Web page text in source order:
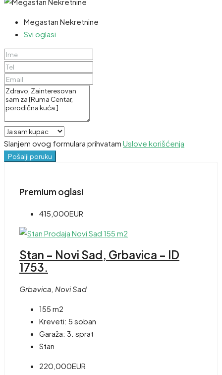
Megastan Nekretnine
Svi oglasi
Slanjem ovog formulara prihvatam Uslove korišćenja
Pošalji poruku
Premium oglasi
415,000EUR
Stan – Novi Sad, Grbavica – ID
1753.
Grbavica, Novi Sad
155 m2
Kreveti: 5 soban
Garaža: 3. sprat
Stan
220,000EUR